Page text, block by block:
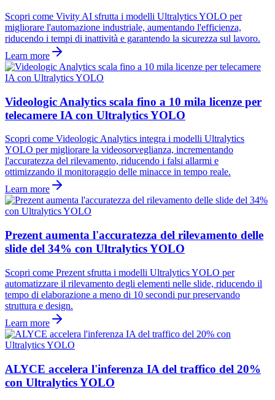
Scopri come Vivity AI sfrutta i modelli Ultralytics YOLO per
migliorare l'automazione industriale, aumentando l'efficienza,
riducendo i tempi di inattività e garantendo la sicurezza sul lavoro.
Learn more
Videologic Analytics scala fino a 10 mila licenze per
telecamere IA con Ultralytics YOLO
Scopri come Videologic Analytics integra i modelli Ultralytics
YOLO per migliorare la videosorveglianza, incrementando
l'accuratezza del rilevamento, riducendo i falsi allarmi e
ottimizzando il monitoraggio delle minacce in tempo reale.
Learn more
Prezent aumenta l'accuratezza del rilevamento delle
slide del 34% con Ultralytics YOLO
Scopri come Prezent sfrutta i modelli Ultralytics YOLO per
automatizzare il rilevamento degli elementi nelle slide, riducendo il
tempo di elaborazione a meno di 10 secondi pur preservando
struttura e design.
Learn more
ALYCE accelera l'inferenza IA del traffico del 20%
con Ultralytics YOLO